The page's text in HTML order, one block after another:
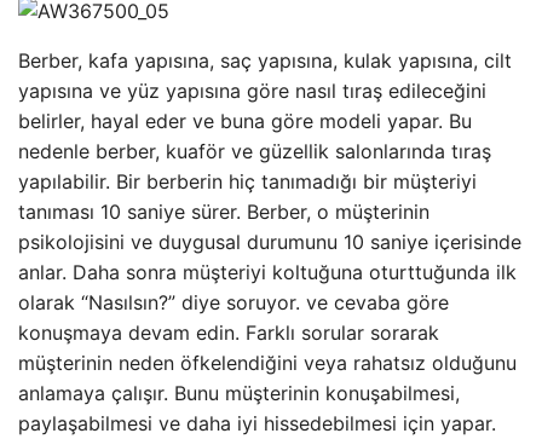
Berber, kafa yapısına, saç yapısına, kulak yapısına, cilt
yapısına ve yüz yapısına göre nasıl tıraş edileceğini
belirler, hayal eder ve buna göre modeli yapar. Bu
nedenle berber, kuaför ve güzellik salonlarında tıraş
yapılabilir. Bir berberin hiç tanımadığı bir müşteriyi
tanıması 10 saniye sürer. Berber, o müşterinin
psikolojisini ve duygusal durumunu 10 saniye içerisinde
anlar. Daha sonra müşteriyi koltuğuna oturttuğunda ilk
olarak “Nasılsın?” diye soruyor. ve cevaba göre
konuşmaya devam edin. Farklı sorular sorarak
müşterinin neden öfkelendiğini veya rahatsız olduğunu
anlamaya çalışır. Bunu müşterinin konuşabilmesi,
paylaşabilmesi ve daha iyi hissedebilmesi için yapar.